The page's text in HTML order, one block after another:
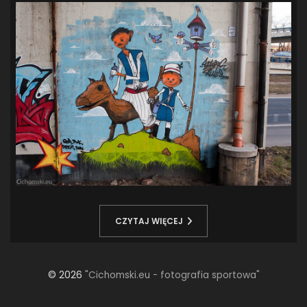
CZYTAJ WIĘCEJ
© 2026 "Cichomski.eu - fotografia sportowa"
SANDRA SPA POGOŃ SZCZECIN (100) SIEDLECKA(63)
SPARING (110) SPR POGOŃ SZCZECIN(72)
SPÓJNIA STARGARD(35) STOCZNIA SZCZECIN(40)
SUPERLIGA KOBIET (58) SUPERLIGA MĘŻCZYZN (92)
TAURON LIGA KOBIET(106) TENIS(26) TREFL SOPOT(26)
WYGRANA (43) ZAGŁĘBIE LUBIN(36) ŚLĄSK WROCŁAW(29)
ŚWIT SKOLWIN (111)